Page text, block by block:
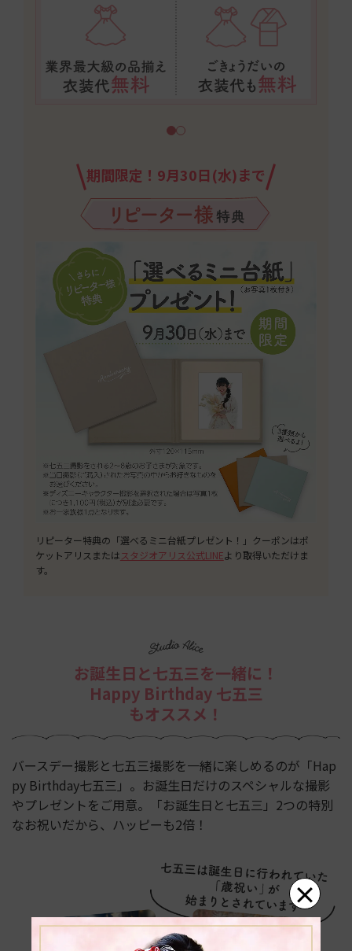
期間限定！9月30日(水)まで
リピーター特典の「選べるミニ台紙プレゼント！」クーポンはポ
ケットアリスまたはスタジオアリス公式LINEより取得いただけま
す。
お誕生日と七五三を一緒に！
Happy Birthday 七五三
もオススメ！
バースデー撮影と七五三撮影を一緒に楽しめるのが「Hap
py Birthday七五三」。 お誕生日だけのスペシャルな撮影
やプレゼントをご用意。「お誕生日と七五三」2つの特別
なお祝いだから、ハッピーも2倍！
×